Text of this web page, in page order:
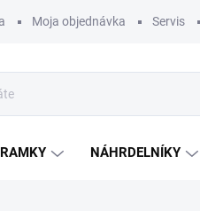
Moja objednávka Servis
NÁHRDELNÍKY